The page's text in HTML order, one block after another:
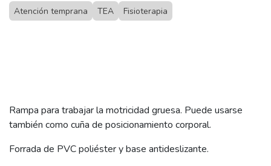
Atención temprana TEA Fisioterapia
Rampa para trabajar la motricidad gruesa. Puede usarse
también como cuña de posicionamiento corporal.
Forrada de PVC poliéster y base antideslizante.